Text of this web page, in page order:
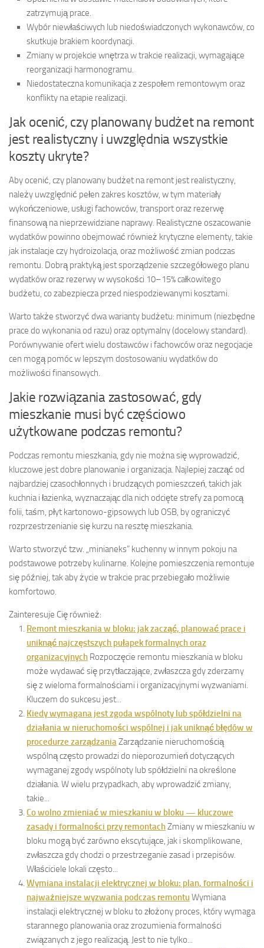
zatrzymują prace.
Wybór niewłaściwych lub niedoświadczonych wykonawców, co
skutkuje brakiem koordynacji.
Zmiany w projekcie wnętrza w trakcie realizacji, wymagające
reorganizacji harmonogramu.
Niedostateczna komunikacja z zespołem remontowym oraz
konflikty na etapie realizacji.
Jak ocenić, czy planowany budżet na remont
jest realistyczny i uwzględnia wszystkie
koszty ukryte?
Aby ocenić, czy planowany budżet na remont jest realistyczny,
należy uwzględnić pełen zakres kosztów, w tym materiały
wykończeniowe, usługi fachowców, transport oraz rezerwę
finansową na nieprzewidziane naprawy. Realistyczne oszacowanie
wydatków powinno obejmować również krytyczne elementy, takie
jak instalacje czy hydroizolacja, oraz możliwość zmian podczas
remontu. Dobrą praktyką jest sporządzenie szczegółowego planu
wydatków oraz rezerwy w wysokości 10–15% całkowitego
budżetu, co zabezpiecza przed niespodziewanymi kosztami.
Warto także stworzyć dwa warianty budżetu: minimum (niezbędne
prace do wykonania od razu) oraz optymalny (docelowy standard).
Porównywanie ofert wielu dostawców i fachowców oraz negocjacje
cen mogą pomóc w lepszym dostosowaniu wydatków do
możliwości finansowych.
Jakie rozwiązania zastosować, gdy
mieszkanie musi być częściowo
użytkowane podczas remontu?
Podczas remontu mieszkania, gdy nie można się wyprowadzić,
kluczowe jest dobre planowanie i organizacja. Najlepiej zacząć od
najbardziej czasochłonnych i brudzących pomieszczeń, takich jak
kuchnia i łazienka, wyznaczając dla nich odcięte strefy za pomocą
folii, taśm, płyt kartonowo-gipsowych lub OSB, by ograniczyć
rozprzestrzenianie się kurzu na resztę mieszkania.
Warto stworzyć tzw. „minianeks” kuchenny w innym pokoju na
podstawowe potrzeby kulinarne. Kolejne pomieszczenia remontuje
się później, tak aby życie w trakcie prac przebiegało możliwie
komfortowo.
Zainteresuje Cię również:
Remont mieszkania w bloku: jak zacząć, planować prace i
uniknąć najczęstszych pułapek formalnych oraz
organizacyjnych Rozpoczęcie remontu mieszkania w bloku
może wydawać się przytłaczające, zwłaszcza gdy zderzamy
się z wieloma formalnościami i organizacyjnymi wyzwaniami.
Kluczem do sukcesu jest...
Kiedy wymagana jest zgoda wspólnoty lub spółdzielni na
działania w nieruchomości wspólnej i jak uniknąć błędów w
procedurze zarządzaniaZarządzanie nieruchomością
wspólną często prowadzi do nieporozumień dotyczących
wymaganej zgody wspólnoty lub spółdzielni na określone
działania. W wielu przypadkach, aby wprowadzić zmiany,
takie...
Co wolno zmieniać w mieszkaniu w bloku — kluczowe
zasady i formalności przy remontachZmiany w mieszkaniu w
bloku mogą być zarówno ekscytujące, jak i skomplikowane,
zwłaszcza gdy chodzi o przestrzeganie zasad i przepisów.
Właściciele lokali często...
Wymiana instalacji elektrycznej w bloku: plan, formalności i
najważniejsze wyzwania podczas remontuWymiana
instalacji elektrycznej w bloku to złożony proces, który wymaga
starannego planowania oraz zrozumienia formalności
związanych z jego realizacją. Jest to nie tylko...